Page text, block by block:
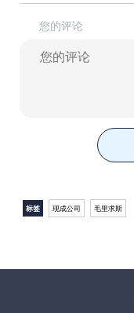
您的评论
标签 现成公司 毛里求斯